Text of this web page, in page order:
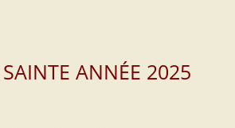
ANNÉE 2025